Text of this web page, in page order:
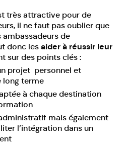
très attractive pour de
il ne faut pas oublier que
ambassadeurs de
donc lesaider à réussir leur
sur des points clés :
projet personnel et
long terme
à chaque destination
mais également
l’intégration dans un